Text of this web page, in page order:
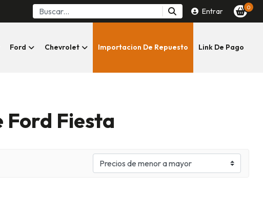
Entrar 0
Ford Chevrolet Importacion De Repuesto Link De Pago
Ford Fiesta